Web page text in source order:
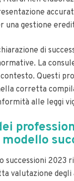
gestione
di
La
Questi
corretta
alle leggi
successioni 2023
valutazione